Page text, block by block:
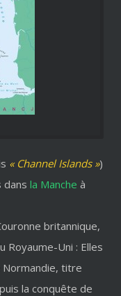
« Channel Islands »)
dans la Manche à
britannique,
Royaume-Uni : Elles
Normandie, titre
la conquête de